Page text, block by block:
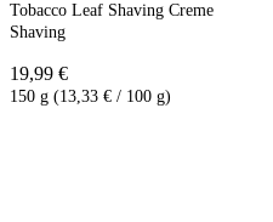
Tobacco Leaf Shaving Creme
Shaving
19,99 €
150 g (13,33 € / 100 g)